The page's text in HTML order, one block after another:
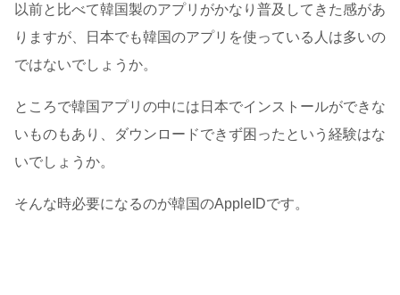
以前と比べて韓国製のアプリがかなり普及してきた感があ
りますが、日本でも韓国のアプリを使っている人は多いの
ではないでしょうか。
ところで韓国アプリの中には日本でインストールができな
いものもあり、ダウンロードできず困ったという経験はな
いでしょうか。
そんな時必要になるのが韓国のAppleIDです。